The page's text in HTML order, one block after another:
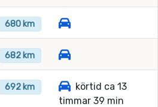
680 km
682 km
692 km
körtid ca 13
timmar 39 min